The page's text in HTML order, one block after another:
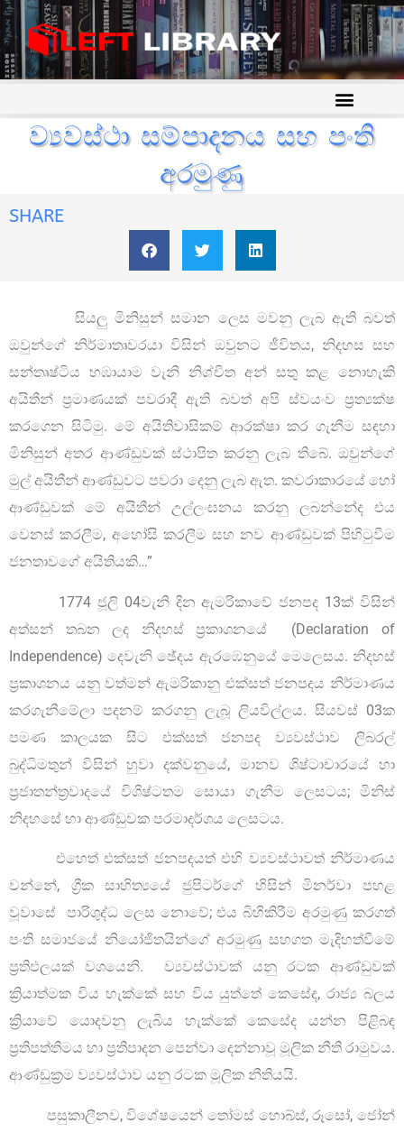
ව්‍යවස්ථා සම්පාදනය සහ පංති
අරමුණු
SHARE
සියලු මිනිසුන් සමාන ලෙස මවනු ලැබ ඇති බවත්
ඔවුන්ගේ නිර්මාතෘවරයා විසින් ඔවුනට ජීවිතය, නිදහස සහ
සන්තෘෂ්ටිය හඹායාම වැනි නිශ්චිත අන් සතු කළ නොහැකි
අයිතීන් ප්‍රමාණයක් පවරාදී ඇති බවත් අපි ස්වයංව ප්‍රත්‍යක්ෂ
කරගෙන සිටිමු. මේ අයිතිවාසිකම් ආරක්ෂා කර ගැනීම සඳහා
මිනිසුන් අතර ආණ්ඩුවක් ස්ථාපිත කරනු ලැබ තිබේ. ඔවුන්ගේ
මුල් අයිතීන් ආණ්ඩුවට පවරා දෙනු ලැබ ඇත. කවරාකාරයේ හෝ
ආණ්ඩුවක් මේ අයිතීන් උල්ලංඝනය කරනු ලබන්නේද එය
වෙනස් කරලීම, අහෝසි කරලීම සහ නව ආණ්ඩුවක් පිහිටුවීම
ජනතාවගේ අයිතියකි…”
1774 ජූලි 04වැනි දින ඇමරිකාවේ ජනපද 13ක් විසින්
අත්සන් තබන ලද නිදහස් ප්‍රකාශනයේ (Declaration of
Independence) දෙවැනි ඡේදය ඇරඹෙනුයේ මෙලෙසය. නිදහස්
ප්‍රකාශනය යනු වත්මන් ඇමරිකානු එක්සත් ජනපදය නිර්මාණය
කරගැනීමේලා පදනම් කරගනු ලැබූ ලියවිල්ලය. සියවස් 03ක
පමණ කාලයක සිට එක්සත් ජනපද ව්‍යවස්ථාව ලිබරල්
බුද්ධිමතුන් විසින් හුවා දක්වනුයේ, මානව ශිෂ්ටාචාරයේ හා
ප්‍රජාතන්ත්‍රවාදයේ විශිෂ්ටතම සොයා ගැනීම ලෙසටය; මිනිස්
නිදහසේ හා ආණ්ඩුවක පරමාදර්ශය ලෙසටය.
එහෙත් එක්සත් ජනපදයත් එහි ව්‍යවස්ථාවත් නිර්මාණය
වන්නේ, ග්‍රීක සාහිත්‍යයේ ජුපිටර්ගේ හිසින් මිනර්වා පහළ
වූවාසේ පාරිශුද්ධ ලෙස නොවේ; එය බිහිකිරීම අරමුණු කරගත්
පංති සමාජයේ නියෝජිතයින්ගේ අරමුණු සහගත මැදිහත්වීමේ
ප්‍රතිඵලයක් වශයෙනි. ව්‍යවස්ථාවක් යනු රටක ආණ්ඩුවක්
ක්‍රියාත්මක විය හැක්කේ සහ විය යුත්තේ කෙසේද, රාජ්‍ය බලය
ක්‍රියාවේ යොදවනු ලැබිය හැක්කේ කෙසේද යන්න පිළිබඳ
ප්‍රතිපත්තිමය හා ප්‍රතිපාදන පෙන්වා දෙන්නාවූ මූලික නීති රාමුවය.
ආණ්ඩුක්‍රම ව්‍යවස්ථාව යනු රටක මූලික නීතියයි.
පසුකාලීනව, විශේෂයෙන් තෝමස් හොබ්ස්, රූසෝ, ජෝන්